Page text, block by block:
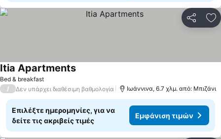
Bed & breakfast
Itia Apartments
/ Δεν υπάρχει διαθέσιμη βαθμολογία Ιωάννινα, 6.7 χλμ. από: Μπιζάνι
Επιλέξτε ημερομηνίες, για να
δείτε τις ακριβείς τιμές
Εμφάνιση τιμών